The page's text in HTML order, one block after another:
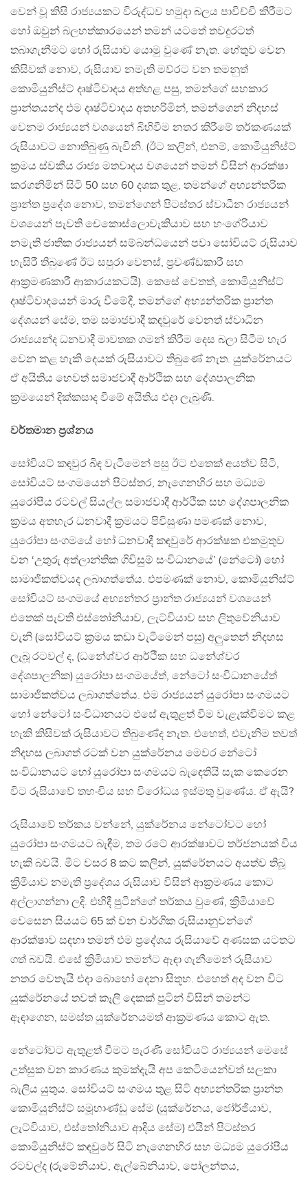
වෙන් වූ කිසි රාජ්‍යයකට විරුද්ධව හමුදා බලය පාවිච්චි කිරීමට
හෝ ඔවුන් බලහත්කාරයෙන් තමන් යටතේ තවදුරටත්
තබාගැනීමට හෝ රුසියාව යොමු වුණේ නැත. හේතුව වෙන
කිසිවක් නොව, රුසියාව නමැති මව්රට වන තමනුත්
කොමියුනිස්ට් දෘෂ්ටිවාදය අත්හළ පසු, තමන්ගේ සහකාර
ප්‍රාන්තයන්ද එම දෘෂ්ටිවාදය අතහරිමින්, තමන්ගෙන් නිදහස්
වෙනම රාජ්‍යයන් වශයෙන් බිහිවීම නතර කිරීමේ තර්කණයක්
රුසියාවට නොතිබුණු බැවිනි. (ඊට කලින්, එනම්, කොමියුනිස්ට්
ක්‍රමය ස්වකීය රාජ්‍ය මතවාදය වශයෙන් තමන් විසින් ආරක්ෂා
කරගනිමින් සිටි 50 සහ 60 දශක තුළ, තමන්ගේ අභ්‍යන්තරික
ප්‍රාන්ත ප්‍රදේශ නොව, තමන්ගෙන් පිටස්තර ස්වාධීන රාජ්‍යයන්
වශයෙන් පැවති චෙකොස්ලොවැකියාව සහ හංගේරියාව
නමැති ජාතික රාජ්‍යයන් සම්බන්ධයෙන් පවා සෝවියට් රුසියාව
හැසිරී තිබුණේ ඊට සපුරා වෙනස්, ප්‍රචණ්ඩකාරී සහ
ආක්‍රමණකාරී ආකාරයකටයි). කෙසේ වෙතත්, කොමියුනිස්ට්
දෘෂ්ටිවාදයෙන් මාරු වීමේදී, තමන්ගේ අභ්‍යන්තරික ප්‍රාන්ත
දේශයන් සේම, තම සමාජවාදී කඳවුරේ වෙනත් ස්වාධීන
රාජ්‍යයන්ද ධනවාදී මාවතක ගමන් කිරීම දෙස බලා සිටීම හැර
වෙන කළ හැකි දෙයක් රුසියාවට තිබුණේ නැත. යුක්රේනයට
ඒ අයිතිය හෙවත් සමාජවාදී ආර්ථික සහ දේශපාලනික
ක්‍රමයෙන් දික්කසාද වීමේ අයිතිය එදා ලැබුණි.
වර්තමාන ප්‍රශ්නය
සෝවියට් කඳවුර බිඳ වැටීමෙන් පසු ඊට එතෙක් අයත්ව සිටි,
සෝවියට් සංගමයෙන් පිටස්තර, නැගෙනහිර සහ මධ්‍යම
යුරෝපීය රටවල් සියල්ල සමාජවාදී ආර්ථික සහ දේශපාලනික
ක්‍රමය අතහැර ධනවාදී ක්‍රමයට පිවිසුණා පමණක් නොව,
යුරෝපා සංගමයේ හෝ ධනවාදී කඳවුරේ ආරක්ෂක එකමුතුව
වන ‘උතුරු අත්ලාන්තික ගිවිසුම් සංවිධානයේ’ (නේටෝ) හෝ
සාමාජිකත්වයද ලබාගත්තේය. එපමණක් නොව, කොමියුනිස්ට්
සෝවියට් සංගමයේ අභ්‍යන්තර ප්‍රාන්ත රාජ්‍යයන් වශයෙන්
එතෙක් පැවති එස්තෝනියාව, ලැට්වියාව සහ ලිතුවේනියාව
වැනි (සෝවියට් ක්‍රමය කඩා වැටීමෙන් පසු) අලුතෙන් නිදහස
ලැබූ රටවල් ද, (ධනේශ්වර ආර්ථික සහ ධනේශ්වර
දේශපාලනික) යුරෝපා සංගමයේත්, නේටෝ සංවිධානයේත්
සාමාජිකත්වය ලබාගත්තේය. එම රාජ්‍යයන් යුරෝපා සංගමයට
හෝ නේටෝ සංවිධානයට එසේ ඇතුළත් වීම වැළැක්වීමට කළ
හැකි කිසිවක් රුසියාවට තිබුණේද නැත. එහෙත්, එවැනිම තවත්
නිදහස ලබාගත් රටක් වන යුක්රේනය මෙවර නේටෝ
සංවිධානයට හෝ යුරෝපා සංගමයට බැඳෙතියි සැක කෙරෙන
විට රුසියාවේ තහංචිය සහ විරෝධය ඉස්මතු වුණේය. ඒ ඇයි?
රුසියාවේ තර්කය වන්නේ, යුක්රේනය නේටෝවට හෝ
යුරෝපා සංගමයට බැඳීම, තම රටේ ආරක්ෂාවට තර්ජනයක් විය
හැකි බවයි. මීට වසර 8 කට කලින්, යුක්රේනයට අයත්ව තිබූ
ක්‍රිමියාව නමැති ප්‍රදේශය රුසියාව විසින් ආක්‍රමණය කොට
අල්ලාගන්නා ලදි. එහිදී පුටින්ගේ තර්කය වුණේ, ක්‍රිමියාවේ
වෙසෙන සියයට 65 ක් වන වාර්ගික රුසියානුවන්ගේ
ආරක්ෂාව සඳහා තමන් එම ප්‍රදේශය රුසියාවේ අණසක යටතට
ගත් බවයි. එසේ ක්‍රිමියාව තමන්ට ඈඳා ගැනීමෙන් රුසියාව
නතර වෙතැයි එදා බොහෝ දෙනා සිතූහ. එහෙත් අද වන විට
යුක්රේනයේ තවත් කෑලි දෙකක් පුටින් විසින් තමන්ට
ඈඳාගෙන, සමස්ත යුක්රේනයමත් ආක්‍රමණය කොට ඇත.
නේටෝවට ඇතුළත් වීමට පැරණි සෝවියට් රාජ්‍යයන් මෙසේ
උත්සුක වන කාරණය කුමක්දැයි අප කෙටියෙන්වත් සලකා
බැලිය යුතුය. සෝවියට් සංගමය තුළ සිටි අභ්‍යන්තරික ප්‍රාන්ත
කොමියුනිස්ට් සමූහාණ්ඩු සේම (යුක්රේනය, ජෝර්ජියාව,
ලැට්වියාව, එස්තෝනියාව ආදිය සේම) එයින් පිටස්තර
කොමියුනිස්ට් කඳවුරේ සිටි නැගෙනහිර සහ මධ්‍යම යුරෝපීය
රටවල්ද (රුමේනියාව, ඇල්බේනියාව, පෝලන්තය,